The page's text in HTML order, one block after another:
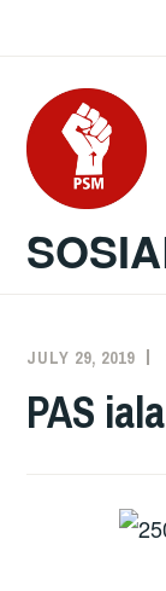
content
JULY 29, 2019
PAS